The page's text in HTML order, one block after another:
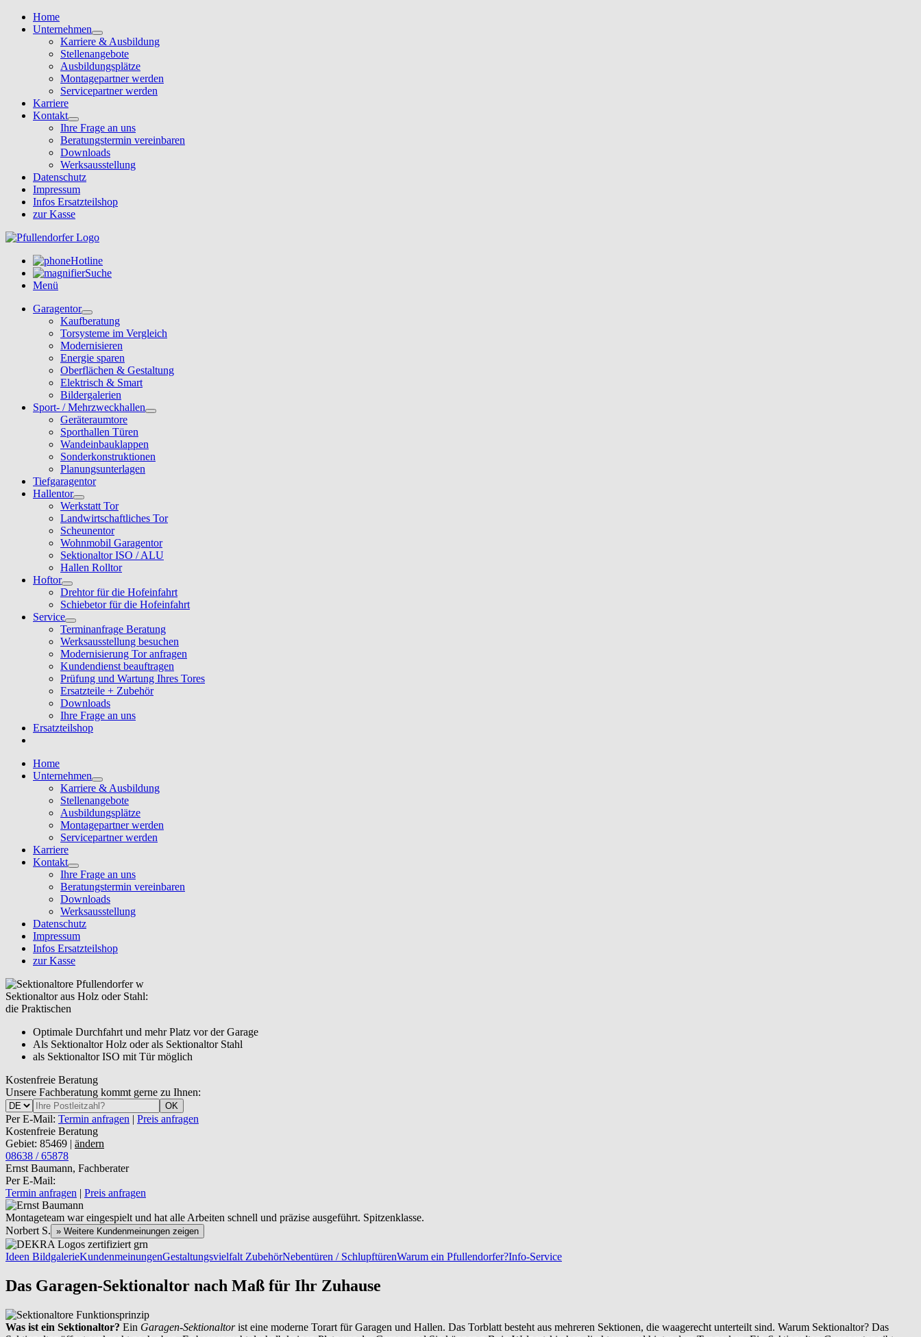
Home
Unternehmen
Karriere & Ausbildung
Stellenangebote
Ausbildungsplätze
Montagepartner werden
Servicepartner werden
Karriere
Kontakt
Ihre Frage an uns
Beratungstermin vereinbaren
Downloads
Werksausstellung
Datenschutz
Impressum
Infos Ersatzteilshop
zur Kasse
Hotline
Suche
Menü
Garagentor
Kaufberatung
Torsysteme im Vergleich
Modernisieren
Energie sparen
Oberflächen & Gestaltung
Elektrisch & Smart
Bildergalerien
Sport- / Mehrzweckhallen
Geräteraumtore
Sporthallen Türen
Wandeinbauklappen
Sonderkonstruktionen
Planungsunterlagen
Tiefgaragentor
Hallentor
Werkstatt Tor
Landwirtschaftliches Tor
Scheunentor
Wohnmobil Garagentor
Sektionaltor ISO / ALU
Hallen Rolltor
Hoftor
Drehtor für die Hofeinfahrt
Schiebetor für die Hofeinfahrt
Service
Terminanfrage Beratung
Werksausstellung besuchen
Modernisierung Tor anfragen
Kundendienst beauftragen
Prüfung und Wartung Ihres Tores
Ersatzteile + Zubehör
Downloads
Ihre Frage an uns
Ersatzteilshop
Home
Unternehmen
Karriere & Ausbildung
Stellenangebote
Ausbildungsplätze
Montagepartner werden
Servicepartner werden
Karriere
Kontakt
Ihre Frage an uns
Beratungstermin vereinbaren
Downloads
Werksausstellung
Datenschutz
Impressum
Infos Ersatzteilshop
zur Kasse
Sektionaltor aus Holz oder Stahl:
die Praktischen
Optimale Durchfahrt und mehr Platz vor der Garage
Als Sektionaltor Holz oder als Sektionaltor Stahl
als Sektionaltor ISO mit Tür möglich
Kostenfreie Beratung
Unsere Fachberatung kommt gerne zu Ihnen:
OK
Per E-Mail: Termin anfragen | Preis anfragen
Kostenfreie Beratung
Gebiet: 85469 | ändern
08638 / 65878
Ernst Baumann, Fachberater
Per E-Mail:
Termin anfragen | Preis anfragen
Montageteam war eingespielt und hat alle Arbeiten schnell und präzise ausgeführt. Spitzenklasse.
Norbert S. » Weitere Kundenmeinungen zeigen
Ideen BildgalerieKundenmeinungenGestaltungsvielfalt ZubehörNebentüren / SchlupftürenWarum ein Pfullendorfer?Info-Service
Das Garagen-Sektionaltor nach Maß für Ihr Zuhause
Was ist ein Sektionaltor? Ein Garagen-Sektionaltorist eine moderne Torart für Garagen und Hallen. Das Torblatt besteht aus mehreren Sektionen, die waagerecht unterteilt sind. Warum Sektionaltor? Das